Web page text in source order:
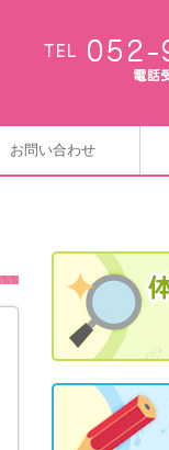
お問い合わせ